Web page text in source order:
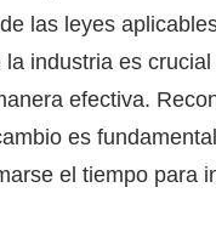
las leyes
industria es
efectiva.
es
el tiempo para